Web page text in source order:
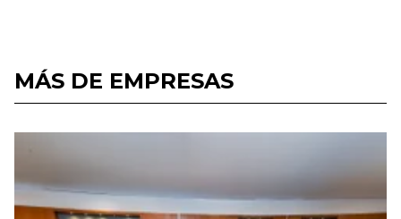
MÁS DE EMPRESAS